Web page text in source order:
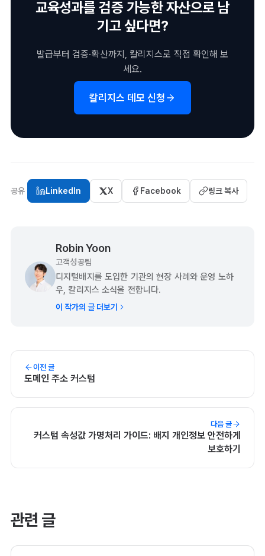
교육성과를 검증 가능한 자산으로 남
기고 싶다면?
발급부터 검증·확산까지, 칼리지스로 직접 확인해 보
세요.
칼리지스 데모 신청
공유 LinkedIn X Facebook 링크 복사
Robin Yoon
고객성공팀
디지털배지를 도입한 기관의 현장 사례와 운영 노하
우, 칼리지스 소식을 전합니다.
이 작가의 글 더보기
이전 글
도메인 주소 커스텀
다음 글
커스텀 속성값 가명처리 가이드: 배지 개인정보 안전하게
보호하기
관련 글